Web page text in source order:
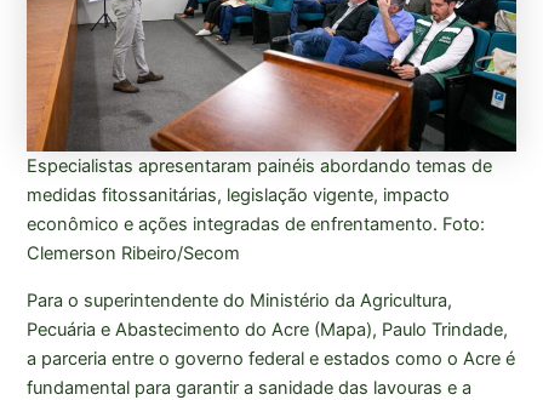
Especialistas apresentaram painéis abordando temas de
medidas fitossanitárias, legislação vigente, impacto
econômico e ações integradas de enfrentamento. Foto:
Clemerson Ribeiro/Secom
Para o superintendente do Ministério da Agricultura,
Pecuária e Abastecimento do Acre (Mapa), Paulo Trindade,
a parceria entre o governo federal e estados como o Acre é
fundamental para garantir a sanidade das lavouras e a